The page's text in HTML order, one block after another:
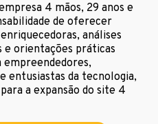
4 mãos, 29 anos e
de oferecer
análises
e orientações práticas
empreendedores,
entusiastas da tecnologia,
a expansão do site 4